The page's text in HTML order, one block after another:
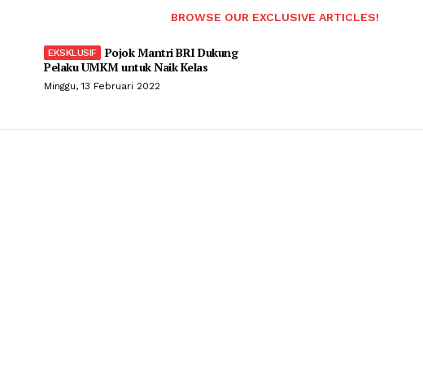
BROWSE OUR EXCLUSIVE ARTICLES!
Pojok Mantri BRI Dukung
Pelaku UMKM untuk Naik Kelas
Minggu, 13 Februari 2022